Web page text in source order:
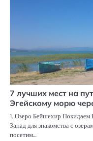
7 лучших мест на
Эгейскому морю
1. Озеро Бейшехир
Запад для знакомства с
посетим…